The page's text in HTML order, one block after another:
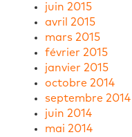
juin 2015
avril 2015
mars 2015
février 2015
janvier 2015
octobre 2014
septembre 2014
juin 2014
mai 2014